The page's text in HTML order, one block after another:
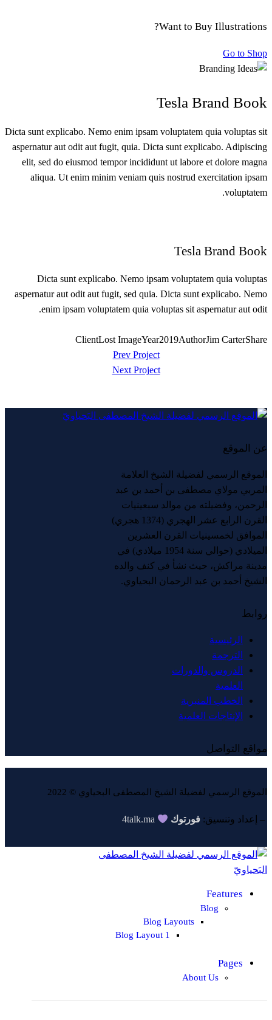
Want to Buy Illustrations?
Go to Shop
Tesla Brand Book
Dicta sunt explicabo. Nemo enim ipsam voluptatem quia voluptas sit
aspernatur aut odit aut fugit, quia. Dicta sunt explicabo. Adipiscing
elit, sed do eiusmod tempor incididunt ut labore et dolore magna
aliqua. Ut enim minim veniam quis nostrud exercitation ipsam
voluptatem.
Tesla Brand Book
Dicta sunt explicabo. Nemo ipsam voluptatem quia voluptas
aspernatur aut odit aut fugit, sed quia. Dicta sunt explicabo. Nemo
enim ipsam voluptatem quia voluptas sit aspernatur aut odit.
ClientLost ImageYear2019AuthorJim CarterShare
Prev Project
Next Project
عن الموقع
الموقع الرسمي لفضيلة الشيخ العلامة
المربي مولاي مصطفى بن أحمد بن عبد
الرحمن، وفضيلته من موالد سبعينيات
القرن الرابع عشر الهجري (1374 هجري)
الموافق لخمسينيات القرن العشرين
الميلادي (حوالي سنة 1954 ميلادي) في
مدينة مراكش، حيث نشأ في كنف والده
الشيخ أحمد بن عبد الرحمان البحياوي.
روابط
الرئيسية
الترجمة
الدروس والدورات
العلمية
الخطب المنبرية
الإنتاجات العلمية
مواقع التواصل
الموقع الرسمي لفضيلة الشيخ المصطفى البحياوي © 2022
– إعداد وتنسيق: فورتوك 4talk.ma
Features
Blog
Blog Layouts
Blog Layout 1
Pages
About Us